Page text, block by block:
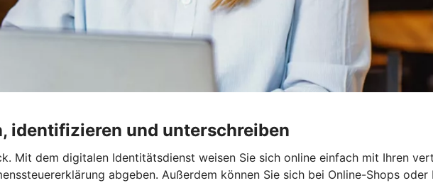
identifizieren und unterschreiben
Mit dem digitalen Identitätsdienst weisen Sie sich online einfach mit Ihren
abgeben. Außerdem können Sie sich bei Online-Shops